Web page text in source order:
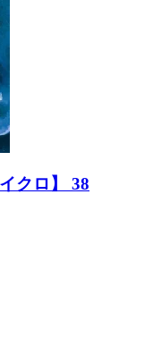
クロ】 38